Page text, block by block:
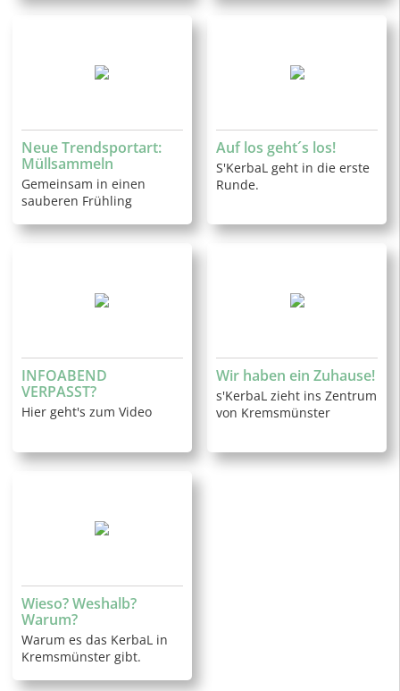
Neue Trendsportart:
Müllsammeln
Gemeinsam in einen
sauberen Frühling
Auf los geht´s los!
S'KerbaL geht in die erste
Runde.
INFOABEND
VERPASST?
Hier geht's zum Video
Wir haben ein Zuhause!
s'KerbaL zieht ins Zentrum
von Kremsmünster
Wieso? Weshalb?
Warum?
Warum es das KerbaL in
Kremsmünster gibt.